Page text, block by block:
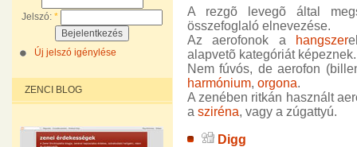
Jelszó: *
Új jelszó igénylése
ZENCI BLOG
A rezgõ levegõ által
összefoglaló elnevezése.
Az aerofonok a hangszer
alapvetõ kategóriát képeznek.
Nem fúvós, de aerofon
harmónium, orgona.
A zenében ritkán használt
a sziréna, vagy a zúgattyú.
Digg